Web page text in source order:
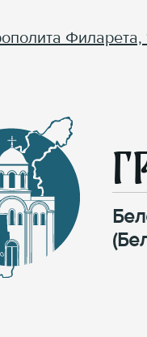
Филарета,